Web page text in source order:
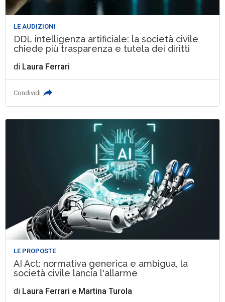
LE AUDIZIONI
DDL intelligenza artificiale: la società civile
chiede più trasparenza e tutela dei diritti
di Laura Ferrari
Condividi
LE PROPOSTE
AI Act: normativa generica e ambigua, la
società civile lancia l'allarme
di Laura Ferrari e Martina Turola